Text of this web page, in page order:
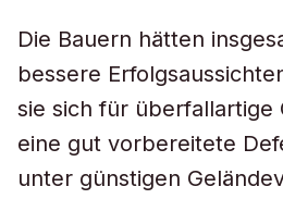
Die Bauern hätten
bessere
sie sich für überfallartige
eine gut vorbereitete
unter günstigen